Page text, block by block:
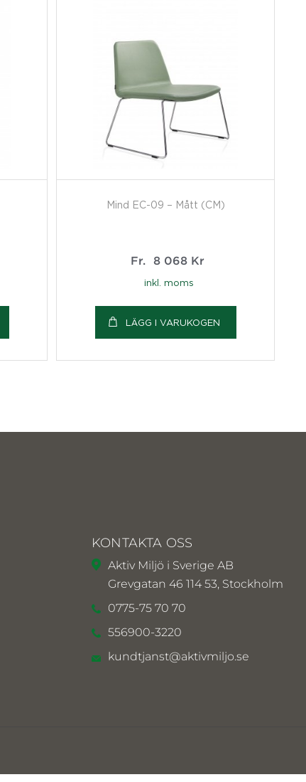
Mind EC-09 – Mått (CM)
Fr. 8 068 Kr
inkl. moms
LÄGG I VARUKOGEN
KONTAKTA OSS
Aktiv Miljö i Sverige AB
Grevgatan 46 114 53, Stockholm
0775-75 70 70
556900-3220
kundtjanst@aktivmiljo.se